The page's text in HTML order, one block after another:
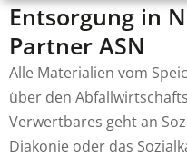
Entsorgung in
Partner ASN
Alle Materialien vom
über den
Verwertbares geht an
Diakonie oder das